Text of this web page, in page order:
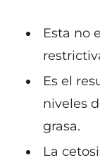
Esta no
Es el
niveles
grasa.
La